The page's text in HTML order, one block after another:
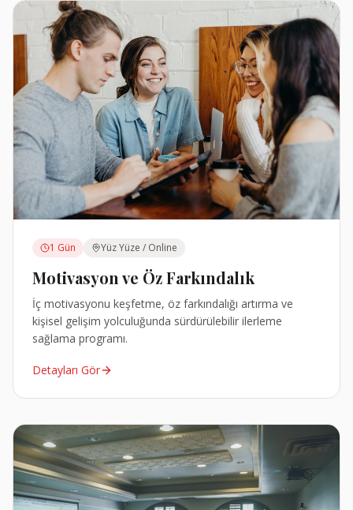
1 Gün Yüz Yüze / Online
Motivasyon ve Öz Farkındalık
İç motivasyonu keşfetme, öz farkındalığı artırma ve
kişisel gelişim yolculuğunda sürdürülebilir ilerleme
sağlama programı.
Detayları Gör